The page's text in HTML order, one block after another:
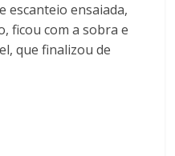
escanteio ensaiada,
ficou com a sobra e
que finalizou de